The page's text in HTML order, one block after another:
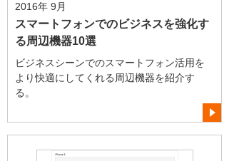
2016年 9月
スマートフォンでのビジネスを強化す
る周辺機器10選
ビジネスシーンでのスマートフォン活用を
より快適にしてくれる周辺機器を紹介す
る。